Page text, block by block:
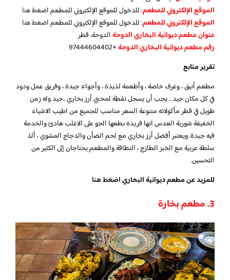
الموقع الإلكتروني للمطعم: للدخول للموقع الإلكتروني للمطعماضغط هنا
الموقع الإلكتروني للمطعم: للدخول للموقع الإلكتروني للمطعماضغط هنا
عنوان مطعم ديوانية البخاري الدوحةالدوحة، قطر
رقم مطعم ديوانية البخاري الدوحة+97444604402
تقرير متابع
مطعم أنيق ، وغرف خاصة ، وأطعمة لذيذة ، وأجواء جيدة ، وفريق عمل ودود
في كل مكان جيد .. يجب أن يسجل نقطة لمحبي أرز بخاري ..جيد وله زمن
طويل في قطر مأكولاته متنوعة السعر مناسب للجميع من اطيب الاشياء
الخفيفة شوربة العدس انها فريده بطعها الجو على الاغلب هادئ والخدمة
فيه جيدة. ويعتبر أفضل أرز بخاري مع لحم الضأن والدجاج المشوي ، ألذ
سلطة عربية مع الخبز الطازج ، النظافة والمطعم يحتاجان إلى الكثير من
التحسين.
للمزيد عن مطعم ديوانية البخارياضغط هنا
3. مطعم بخارة